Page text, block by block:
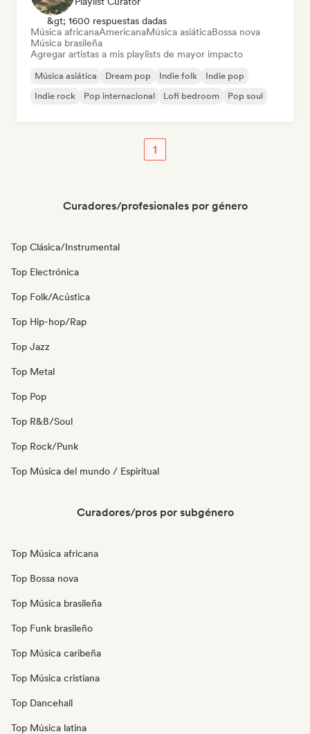
&gt; 1600 respuestas dadas
Música africanaAmericanaMúsica asiáticaBossa nova
Música brasileña
Agregar artistas a mis playlists de mayor impacto
Música asiática Dream pop Indie folk
Indie pop
Indie rock
Pop internacional Lofi bedroom Pop soul
1
Curadores/profesionales por género
Top Clásica/Instrumental
Top Electrónica
Top Folk/Acústica
Top Hip-hop/Rap
Top Jazz
Top Metal
Top Pop
Top R&B/Soul
Top Rock/Punk
Top Música del mundo / Espiritual
Curadores/pros por subgénero
Top Música africana
Top Bossa nova
Top Música brasileña
Top Funk brasileño
Top Música caribeña
Top Música cristiana
Top Dancehall
Top Música latina